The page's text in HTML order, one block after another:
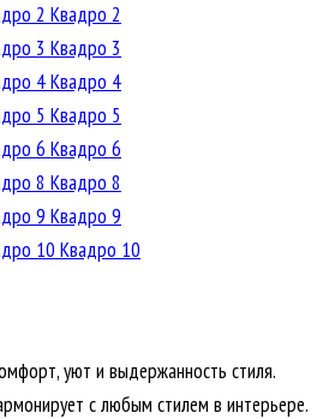
Квадро 2
Квадро 3
Квадро 4
Квадро 5
Квадро 6
Квадро 8
Квадро 9
Квадро 10
уют и выдержанность стиля.
с любым стилем в интерьере.